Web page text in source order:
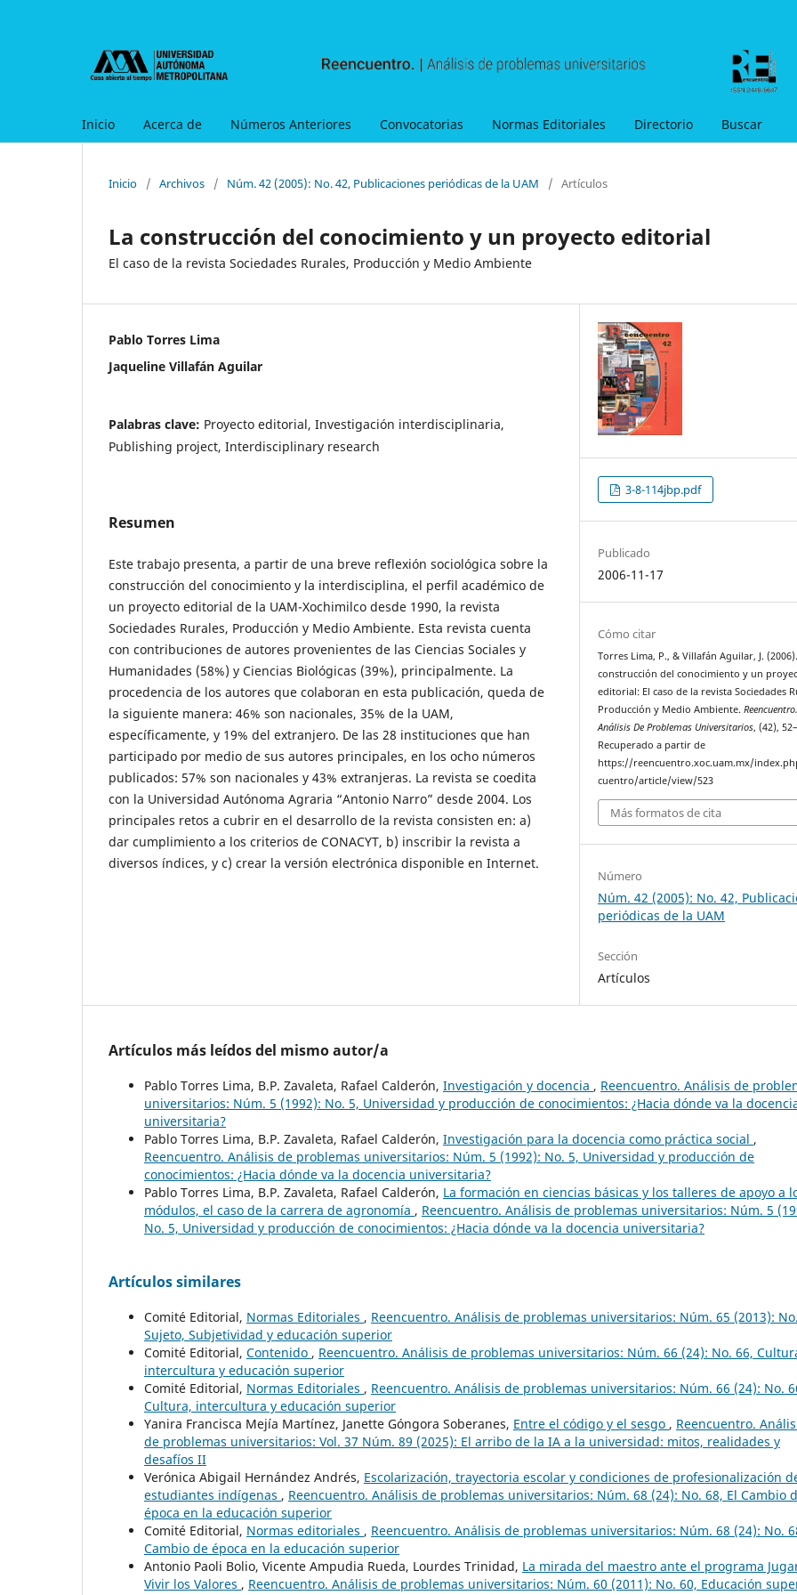
Inicio Acerca de Números Anteriores Convocatorias Normas Editoriales Directorio Buscar
Inicio / Archivos / Núm. 42 (2005): No. 42, Publicaciones periódicas de la UAM / Artículos
La construcción del conocimiento y un proyecto editorial
El caso de la revista Sociedades Rurales, Producción y Medio Ambiente
Pablo Torres Lima
Jaqueline Villafán Aguilar
Palabras clave: Proyecto editorial, Investigación interdisciplinaria,
Publishing project, Interdisciplinary research
Resumen
Este trabajo presenta, a partir de una breve reflexión sociológica sobre la
construcción del conocimiento y la interdisciplina, el perfil académico de
un proyecto editorial de la UAM-Xochimilco desde 1990, la revista
Sociedades Rurales, Producción y Medio Ambiente. Esta revista cuenta
con contribuciones de autores provenientes de las Ciencias Sociales y
Humanidades (58%) y Ciencias Biológicas (39%), principalmente. La
procedencia de los autores que colaboran en esta publicación, queda de
la siguiente manera: 46% son nacionales, 35% de la UAM,
específicamente, y 19% del extranjero. De las 28 instituciones que han
participado por medio de sus autores principales, en los ocho números
publicados: 57% son nacionales y 43% extranjeras. La revista se coedita
con la Universidad Autónoma Agraria “Antonio Narro” desde 2004. Los
principales retos a cubrir en el desarrollo de la revista consisten en: a)
dar cumplimiento a los criterios de CONACYT, b) inscribir la revista a
diversos índices, y c) crear la versión electrónica disponible en Internet.
3-8-114jbp.pdf
Publicado
2006-11-17
Cómo citar
Torres Lima, P., & Villafán Aguilar, J.
construcción del conocimiento y un
editorial: El caso de la revista Sociedades
Producción y Medio Ambiente.Reencuentro.
Análisis De Problemas Universitarios, (42),
Recuperado a partir de
https://reencuentro.xoc.uam.mx/
cuentro/article/view/523
Más formatos de cita
Número
Núm. 42 (2005): No. 42,
periódicas de la UAM
Sección
Artículos
Artículos más leídos del mismo autor/a
Pablo Torres Lima, B.P. Zavaleta, Rafael Calderón, Investigación y docencia , Reencuentro. Análisis de
universitarios: Núm. 5 (1992): No. 5, Universidad y producción de conocimientos: ¿Hacia dónde va la
universitaria?
Pablo Torres Lima, B.P. Zavaleta, Rafael Calderón, Investigación para la docencia como práctica social ,
Reencuentro. Análisis de problemas universitarios: Núm. 5 (1992): No. 5, Universidad y producción de
conocimientos: ¿Hacia dónde va la docencia universitaria?
Pablo Torres Lima, B.P. Zavaleta, Rafael Calderón, La formación en ciencias básicas y los talleres de apoyo a
módulos, el caso de la carrera de agronomía , Reencuentro. Análisis de problemas universitarios: Núm. 5
No. 5, Universidad y producción de conocimientos: ¿Hacia dónde va la docencia universitaria?
Artículos similares
Comité Editorial, Normas Editoriales , Reencuentro. Análisis de problemas universitarios: Núm. 65 (2013):
Sujeto, Subjetividad y educación superior
Comité Editorial, Contenido , Reencuentro. Análisis de problemas universitarios: Núm. 66 (24): No. 66,
intercultura y educación superior
Comité Editorial, Normas Editoriales , Reencuentro. Análisis de problemas universitarios: Núm. 66 (24): No.
Cultura, intercultura y educación superior
Yanira Francisca Mejía Martínez, Janette Góngora Soberanes, Entre el código y el sesgo , Reencuentro.
de problemas universitarios: Vol. 37 Núm. 89 (2025): El arribo de la IA a la universidad: mitos, realidades y
desafíos II
Verónica Abigail Hernández Andrés, Escolarización, trayectoria escolar y condiciones de profesionalización
estudiantes indígenas , Reencuentro. Análisis de problemas universitarios: Núm. 68 (24): No. 68, El Cambio
época en la educación superior
Comité Editorial, Normas editoriales , Reencuentro. Análisis de problemas universitarios: Núm. 68 (24): No.
Cambio de época en la educación superior
Antonio Paoli Bolio, Vicente Ampudia Rueda, Lourdes Trinidad, La mirada del maestro ante el programa
Vivir los Valores , Reencuentro. Análisis de problemas universitarios: Núm. 60 (2011): No. 60, Educación